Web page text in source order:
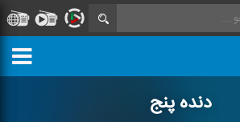
دنده پنج